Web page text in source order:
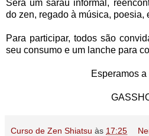
Será um sarau informal,
do zen, regado à música, poesia,
Para participar, todos são
seu consumo e um lanche para
Esperamos a
Curso de Zen Shiatsu às 17:25